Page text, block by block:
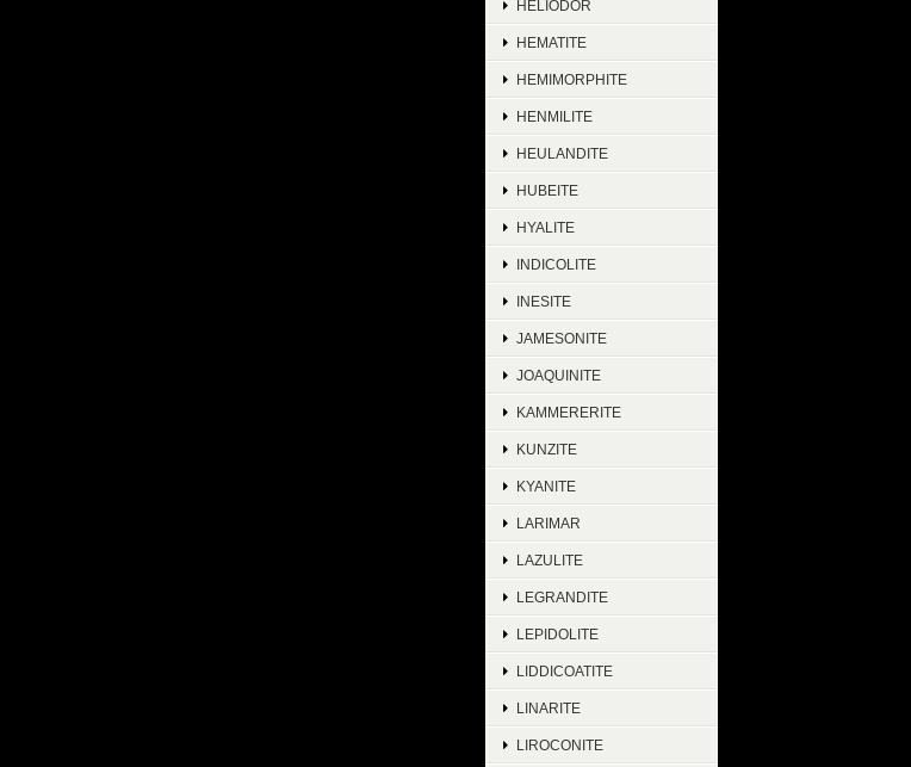
HELIODOR
HEMATITE
HEMIMORPHITE
HENMILITE
HEULANDITE
HUBEITE
HYALITE
INDICOLITE
INESITE
JAMESONITE
JOAQUINITE
KAMMERERITE
KUNZITE
KYANITE
LARIMAR
LAZULITE
LEGRANDITE
LEPIDOLITE
LIDDICOATITE
LINARITE
LIROCONITE